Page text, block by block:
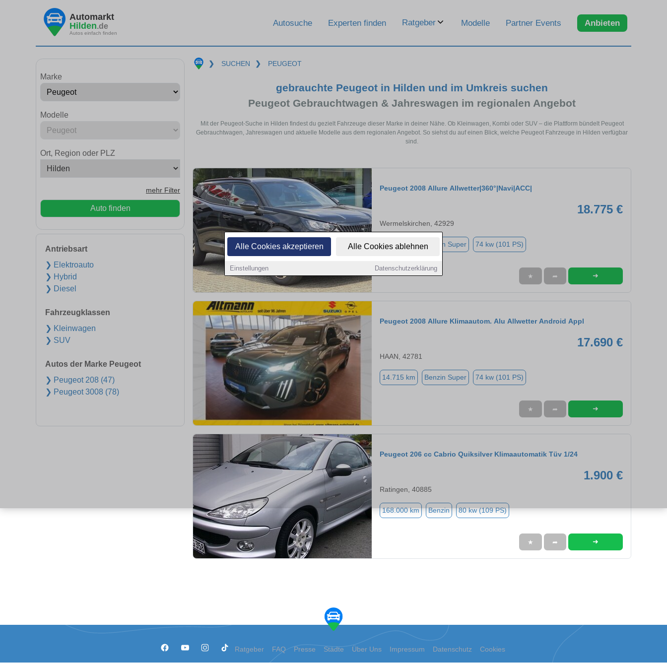
Alle Cookies akzeptieren Alle Cookies ablehnen
Einstellungen Datenschutzerklärung
Automarkt
Hilden.de
Autos einfach finden
Autosuche Experten finden Ratgeber Modelle Partner Events Anbieten
Marke
Modelle
Ort, Region oder PLZ
mehr Filter
Auto finden
Antriebsart
❯ Elektroauto
❯ Hybrid
❯ Diesel
Fahrzeugklassen
❯ Kleinwagen
❯ SUV
Autos der Marke Peugeot
❯ Peugeot 208 (47)
❯ Peugeot 3008 (78)
❯ SUCHEN ❯ PEUGEOT
gebrauchte Peugeot in Hilden und im Umkreis suchen
Peugeot Gebrauchtwagen & Jahreswagen im regionalen Angebot
Mit der Peugeot-Suche in Hilden findest du gezielt Fahrzeuge dieser Marke in deiner Nähe. Ob Kleinwagen, Kombi oder SUV – die Plattform bündelt Peugeot
Gebrauchtwagen, Jahreswagen und aktuelle Modelle aus dem regionalen Angebot. So siehst du auf einen Blick, welche Peugeot Fahrzeuge in Hilden verfügbar
sind.
Peugeot 2008 Allure Allwetter|360°|Navi|ACC|
18.775 €
Wermelskirchen, 42929
14.126 km Benzin Super 74 kw (101 PS)
★ ➦ ➜
Peugeot 2008 Allure Klimaautom. Alu Allwetter Android Appl
17.690 €
HAAN, 42781
14.715 km Benzin Super 74 kw (101 PS)
★ ➦ ➜
Peugeot 206 cc Cabrio Quiksilver Klimaautomatik Tüv 1/24
1.900 €
Ratingen, 40885
168.000 km Benzin 80 kw (109 PS)
★ ➦ ➜
Ratgeber FAQ Presse Städte Über Uns Impressum Datenschutz Cookies